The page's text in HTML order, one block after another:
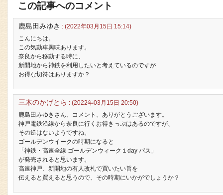
この記事へのコメント
鹿島田みゆき : (2022年03月15日 15:14)
こんにちは。
この気動車興味あります。
奈良から移動する時に、
新開地から神鉄を利用したいと考えているのですが
お得な切符はありますか？
三木のかげとら : (2022年03月15日 20:50)
鹿島田みゆきさん、コメント、ありがとうございます。
神戸電鉄沿線から奈良に行くお得きっぷはあるのですが、
その逆はないようですね。
ゴールデンウイークの時期になると
「神鉄・高速全線 ゴールデンウィーク１day パス」
が発売されると思います。
高速神戸、新開地の有人改札で買いたい旨を
伝えると買えると思うので、その時期にいかがでしょうか？